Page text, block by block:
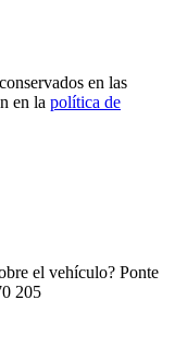
en las
en la política de
el vehículo? Ponte
205